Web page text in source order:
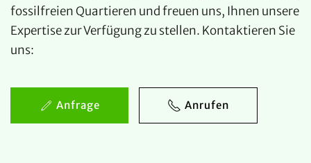
fossilfreien Quartieren und freuen uns, Ihnen unsere
Expertise zur Verfügung zu stellen. Kontaktieren Sie
uns:
Anfrage Anrufen